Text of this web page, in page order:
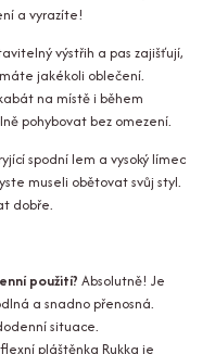
a vyrazíte!
výstřih a pas zajišťují,
jakékoli oblečení.
na místě i během
pohybovat bez omezení.
spodní lem a vysoký límec
museli obětovat svůj styl.
dobře.
použití? Absolutně! Je
a snadno přenosná.
situace.
pláštěnka Rukka je